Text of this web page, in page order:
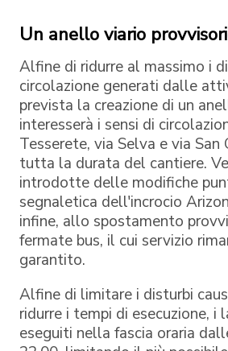
Un anello viario
Alfine di ridurre al massimo i
circolazione generati dalle
prevista la creazione di un
interesserà i sensi di
Tesserete, via Selva e via
tutta la durata del cantiere.
introdotte delle modifiche
segnaletica dell'incrocio
infine, allo spostamento
fermate bus, il cui servizio
garantito.
Alfine di limitare i disturbi
ridurre i tempi di esecuzione, i
eseguiti nella fascia oraria